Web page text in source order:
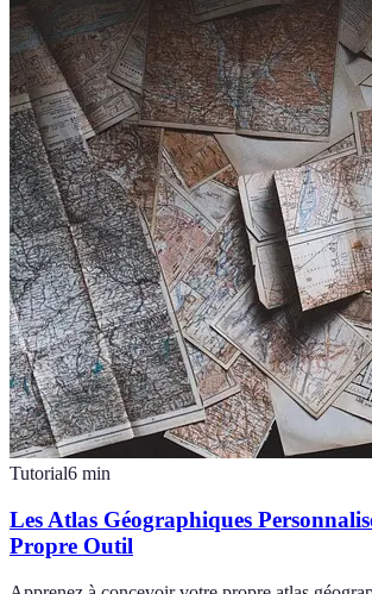
Tutorial6 min
Les Atlas Géographiques
Propre Outil